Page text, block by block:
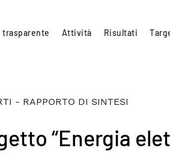
trasparente Attività Risultati
- RAPPORTO DI SINTESI
“Energia